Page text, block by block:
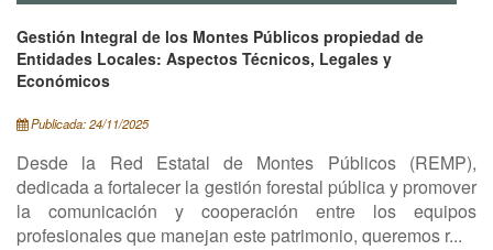
Gestión Integral de los Montes Públicos propiedad de
Entidades Locales: Aspectos Técnicos, Legales y
Económicos
Publicada: 24/11/2025
Desde la Red Estatal de Montes Públicos (REMP),
dedicada a fortalecer la gestión forestal pública y promover
la comunicación y cooperación entre los equipos
profesionales que manejan este patrimonio, queremos r...